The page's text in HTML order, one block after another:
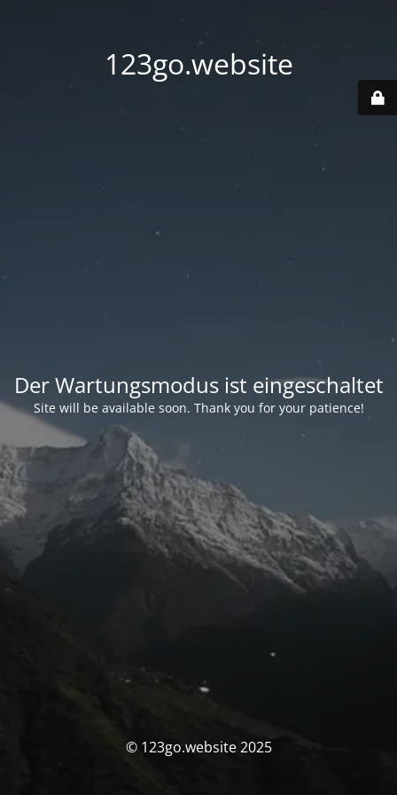
123go.website
Der Wartungsmodus ist eingeschaltet
Site will be available soon. Thank you for your patience!
© 123go.website 2025